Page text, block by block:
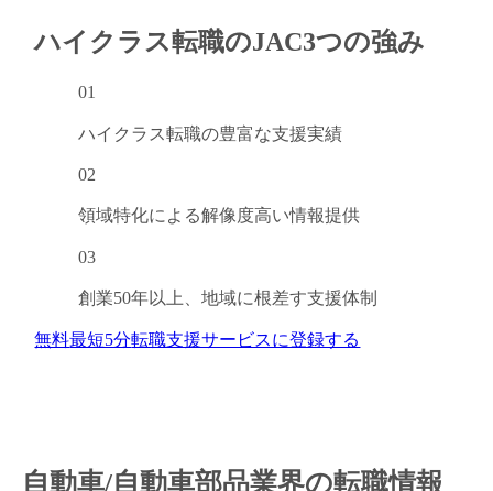
ハイクラス転職のJAC3つの強み
01
ハイクラス転職の豊富な支援実績
02
領域特化による解像度高い情報提供
03
創業50年以上、地域に根差す支援体制
無料最短5分転職支援サービスに登録する
自動車/自動車部品業界の転職情報